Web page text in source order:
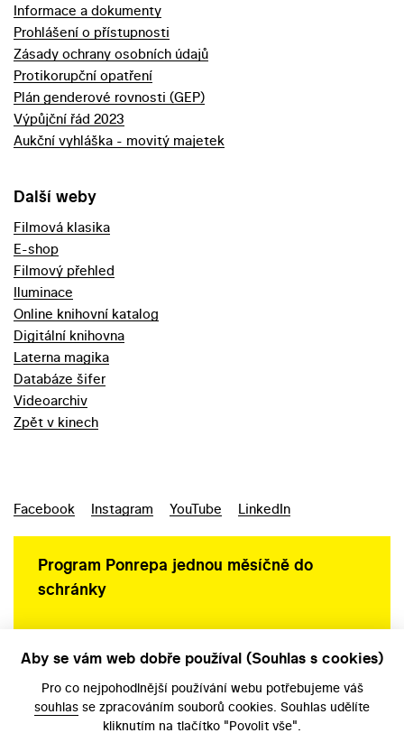
Informace a dokumenty
Prohlášení o přístupnosti
Zásady ochrany osobních údajů
Protikorupční opatření
Plán genderové rovnosti (GEP)
Výpůjční řád 2023
Aukční vyhláška - movitý majetek
Další weby
Filmová klasika
E-shop
Filmový přehled
Iluminace
Online knihovní katalog
Digitální knihovna
Laterna magika
Databáze šifer
Videoarchiv
Zpět v kinech
Facebook Instagram YouTube LinkedIn
Program Ponrepa jednou měsíčně do
schránky
Aby se vám web dobře používal (Souhlas s cookies)
Pro co nejpohodlnější používání webu potřebujeme váš
souhlas se zpracováním souborů cookies. Souhlas udělíte
kliknutím na tlačítko "Povolit vše".